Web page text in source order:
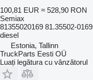
100,81 EUR ≈ 528,90 RON
Semiax
81355020169 81.35502-0169
diesel
Estonia, Tallinn
TruckParts Eesti OÜ
Luați legătura cu vânzătorul